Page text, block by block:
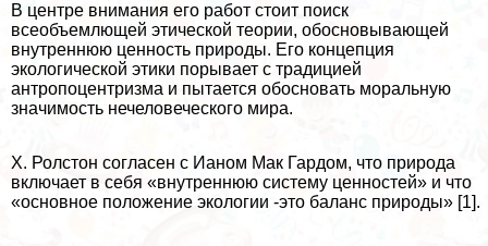
В центре внимания его работ стоит поиск
всеобъемлющей этической теории, обосновывающей
внутреннюю ценность природы. Его концепция
экологической этики порывает с традицией
антропоцентризма и пытается обосновать мopaльную
значимость нечеловеческого мира.
X. Ролстон согласен с Ианом Мак Гардом, что природа
включает в себя «внутреннюю систему ценностей» и что
«основное положение экологии -это баланс природы» [1].